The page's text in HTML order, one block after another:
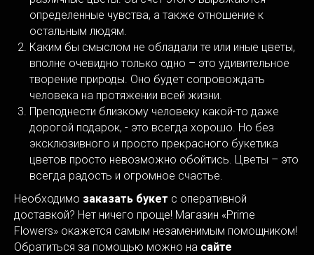
определенные чувства, а также отношение к
остальным людям.
Каким бы смыслом не обладали те или иные цветы,
вполне очевидно только одно – это удивительное
творение природы. Оно будет сопровождать
человека на протяжении всей жизни.
Преподнести близкому человеку какой-то даже
дорогой подарок, - это всегда хорошо. Но без
эксклюзивного и просто прекрасного букетика
цветов просто невозможно обойтись. Цветы – это
всегда радость и огромное счастье.
Необходимо заказать букет с оперативной
доставкой? Нет ничего проще! Магазин «Prime
Flowers» окажется самым незаменимым помощником!
Обратиться за помощью можно на сайте